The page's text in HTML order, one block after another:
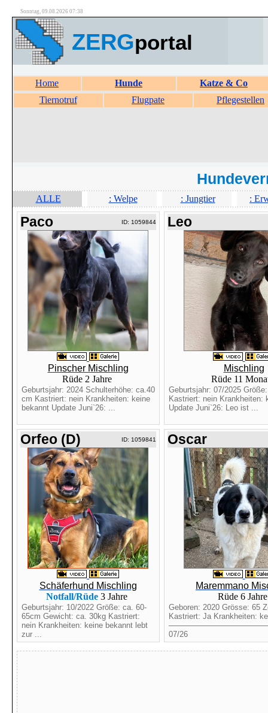
Sonntag, 09.08.2026 07:38
ZERGportal
Home Hunde
Katze & Co
Tiernotruf
Flugpate Pflegestellen
ALLE : Welpe : Jungtier :
Paco ID: 1059844
Pinscher Mischling
Rüde 2 Jahre
Geburtsjahr: 2024 Schulterhöhe: ca.40
cm Kastriert: nein Krankheiten: keine
bekannt Update Juni`26: ...
Leo
Mischling
Rüde 11
Geburtsjahr: 07/2025
Kastriert: nein Krankheiten:
Update Juni`26: Leo ist ...
Orfeo (D) ID: 1059841
Schäferhund Mischling
Notfall/Rüde 3 Jahre
Geburtsjahr: 10/2022 Größe: ca. 60-
65cm Gewicht: ca. 30kg Kastriert:
nein Krankheiten: keine bekannt lebt
zur ...
Oscar
Maremmano
Rüde 6
Geboren: 2020 Grösse: 65
Kastriert: Ja Krankheiten:
07/26